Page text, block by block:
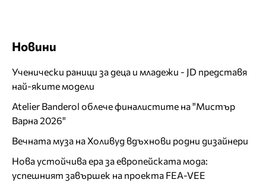
Новини
Ученически раници за деца и младежи - JD представя
най-яките модели
Atelier Banderol облече финалистите на "Мистър
Варна 2026"
Вечната муза на Холивуд вдъхнови родни дизайнери
Нова устойчива ера за европейската мода:
успешният завършек на проекта FEA-VEE